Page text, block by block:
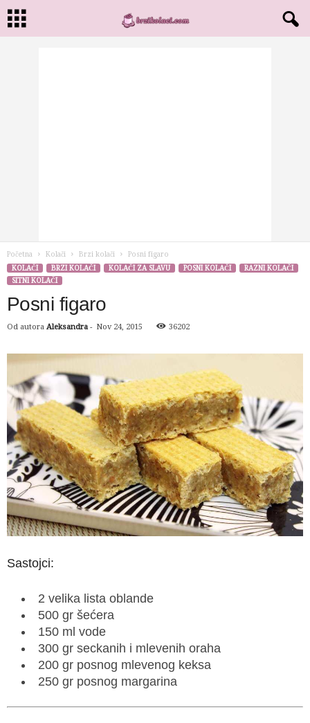
Početna Kolači Brzi kolači
Posni figaro
KOLAČI
BRZI KOLAČI KOLAČI ZA SLAVU POSNI KOLAČI
RAZNI KOLAČI
SITNI KOLAČI
Posni figaro
Od autora Aleksandra - Nov 24, 2015 36202
Sastojci:
2 velika lista oblande
500 gr šećera
150 ml vode
300 gr seckanih i mlevenih oraha
200 gr posnog mlevenog keksa
250 gr posnog margarina